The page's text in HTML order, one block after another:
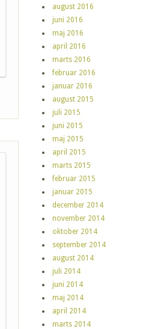
august 2016
juni 2016
maj 2016
april 2016
marts 2016
februar 2016
januar 2016
august 2015
juli 2015
juni 2015
maj 2015
april 2015
marts 2015
februar 2015
januar 2015
december 2014
november 2014
oktober 2014
september 2014
august 2014
juli 2014
juni 2014
maj 2014
april 2014
marts 2014